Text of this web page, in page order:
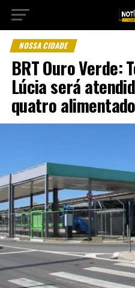
NOSSA CIDADE
BRT Ouro Verde:
Lúcia será
quatro